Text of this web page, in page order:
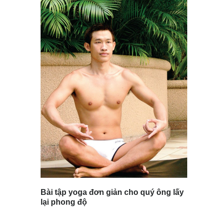
Bài tập yoga đơn giản cho quý ông lấy
lại phong độ